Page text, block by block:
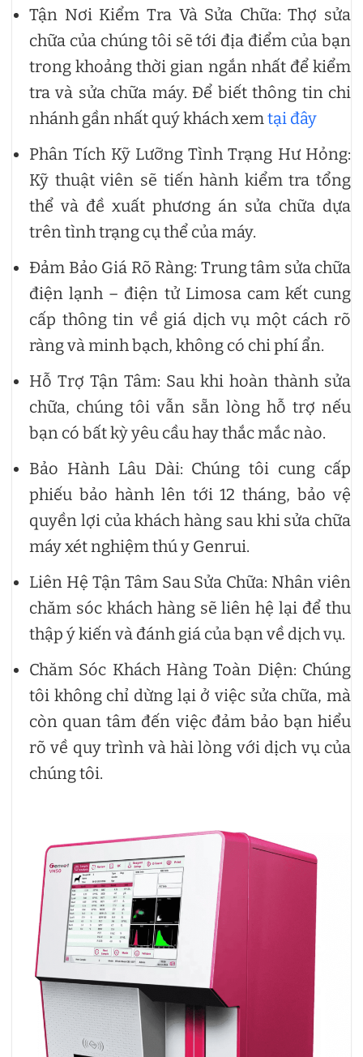
Tận Nơi Kiểm Tra Và Sửa Chữa: Thợ sửa
chữa của chúng tôi sẽ tới địa điểm của bạn
trong khoảng thời gian ngắn nhất để kiểm
tra và sửa chữa máy. Để biết thông tin chi
nhánh gần nhất quý khách xemtại đây
Phân Tích Kỹ Lưỡng Tình Trạng Hư Hỏng:
Kỹ thuật viên sẽ tiến hành kiểm tra tổng
thể và đề xuất phương án sửa chữa dựa
trên tình trạng cụ thể của máy.
Đảm Bảo Giá Rõ Ràng: Trung tâm sửa chữa
điện lạnh – điện tử Limosa cam kết cung
cấp thông tin về giá dịch vụ một cách rõ
ràng và minh bạch, không có chi phí ẩn.
Hỗ Trợ Tận Tâm: Sau khi hoàn thành sửa
chữa, chúng tôi vẫn sẵn lòng hỗ trợ nếu
bạn có bất kỳ yêu cầu hay thắc mắc nào.
Bảo Hành Lâu Dài: Chúng tôi cung cấp
phiếu bảo hành lên tới 12 tháng, bảo vệ
quyền lợi của khách hàng sau khi sửa chữa
máy xét nghiệm thú y Genrui.
Liên Hệ Tận Tâm Sau Sửa Chữa: Nhân viên
chăm sóc khách hàng sẽ liên hệ lại để thu
thập ý kiến và đánh giá của bạn về dịch vụ.
Chăm Sóc Khách Hàng Toàn Diện: Chúng
tôi không chỉ dừng lại ở việc sửa chữa, mà
còn quan tâm đến việc đảm bảo bạn hiểu
rõ về quy trình và hài lòng với dịch vụ của
chúng tôi.